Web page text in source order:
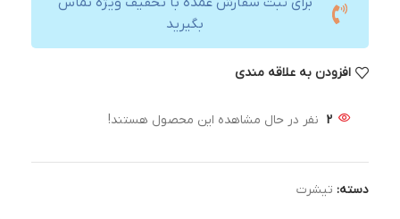
بگیرید
افزودن به علاقه مندی
2 نفر در حال مشاهده این محصول هستند!
دسته: تیشرت